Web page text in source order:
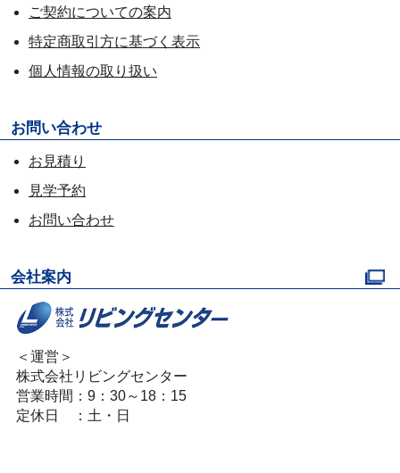
ご契約についての案内
特定商取引方に基づく表示
個人情報の取り扱い
お問い合わせ
お見積り
見学予約
お問い合わせ
会社案内
＜運営＞
株式会社リビングセンター
営業時間：9：30～18：15
定休日 ：土・日